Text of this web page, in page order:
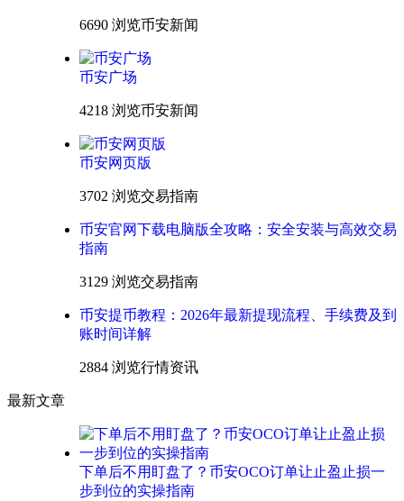
6690 浏览币安新闻
币安广场
4218 浏览币安新闻
币安网页版
3702 浏览交易指南
币安官网下载电脑版全攻略：安全安装与高效交易
指南
3129 浏览交易指南
币安提币教程：2026年最新提现流程、手续费及到
账时间详解
2884 浏览行情资讯
最新文章
下单后不用盯盘了？币安OCO订单让止盈止损一
步到位的实操指南